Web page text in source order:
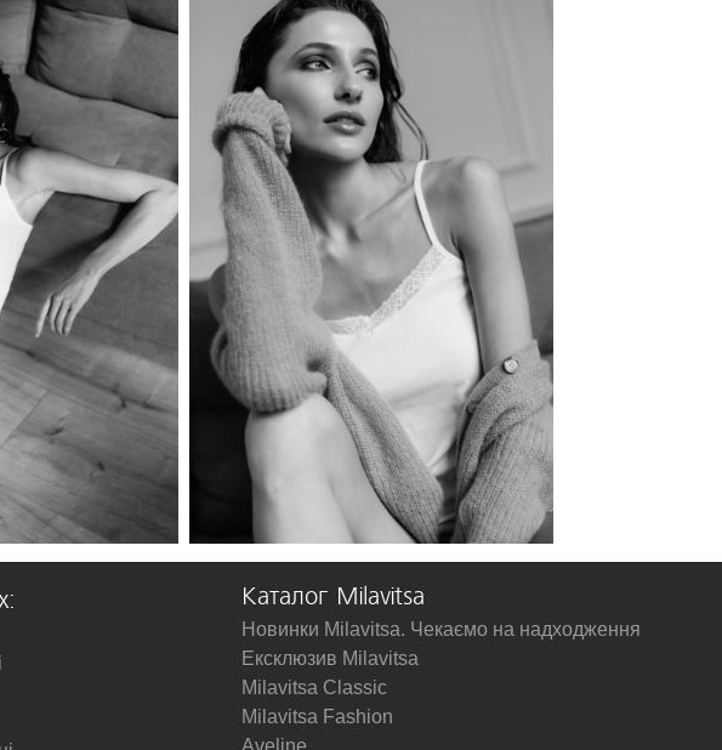
Каталог Milavitsa
Новинки Milavitsa. Чекаємо на надходження
Ексклюзив Milavitsa
Milavitsa Classic
Milavitsa Fashion
Aveline